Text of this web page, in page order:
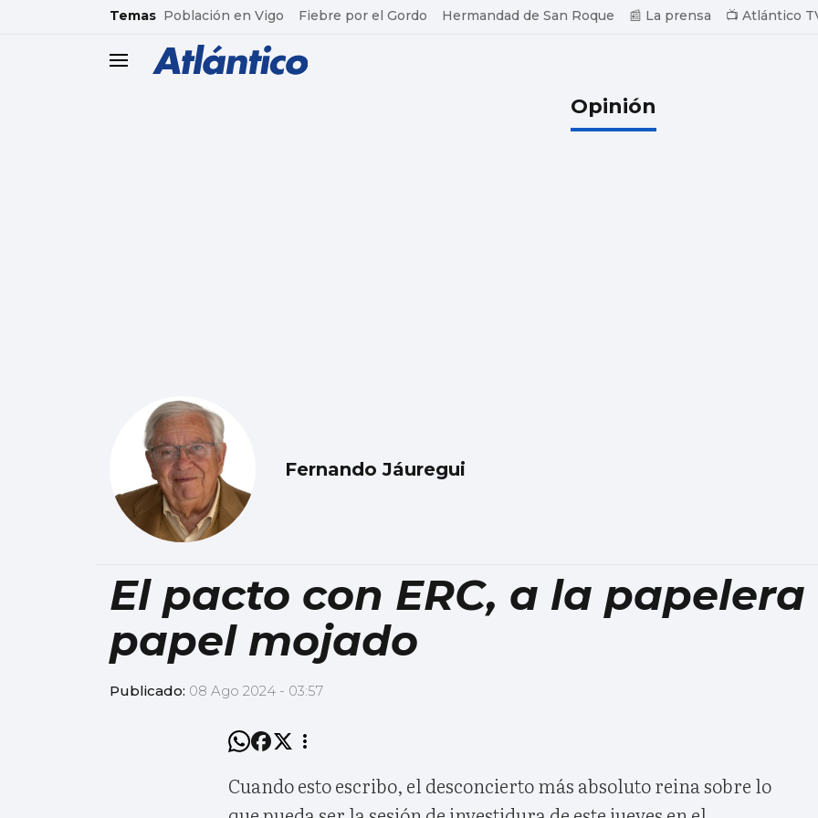
common.go-to-content
Temas Población en Vigo Fiebre por el Gordo Hermandad de San Roque 📰 La prensa 📺 Atlántico
header.menu.open
Opinión
Fernando Jáuregui
El pacto con ERC, a la
papel mojado
Publicado: 08 Ago 2024 - 03:57
Cuando esto escribo, el desconcierto más absoluto reina sobre lo